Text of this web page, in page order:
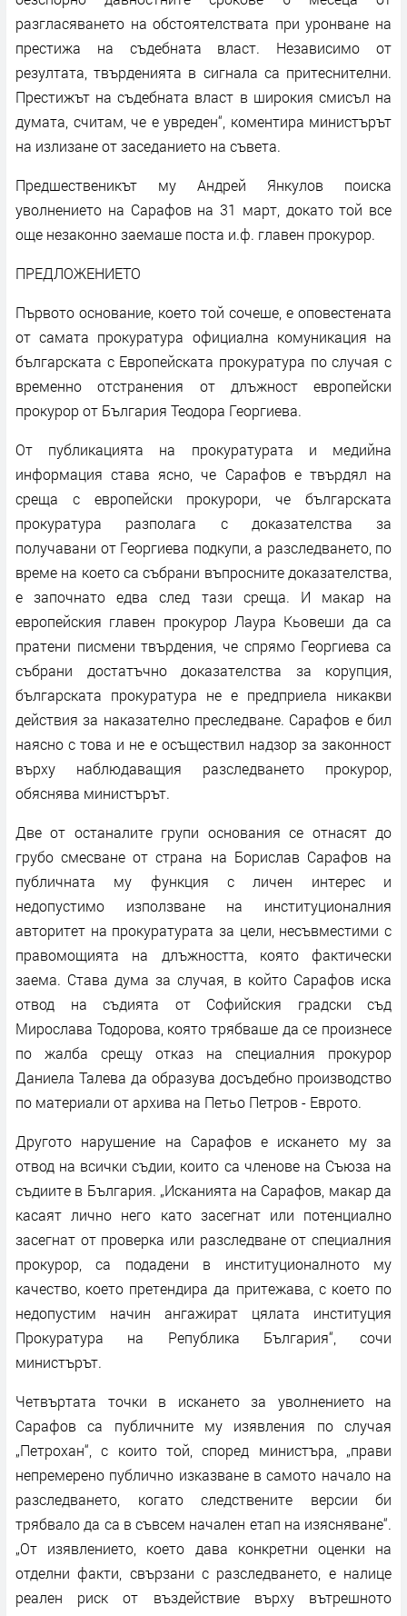
разгласяването на обстоятелствата при уронване на
престижа на съдебната власт. Независимо от
резултата, твърденията в сигнала са притеснителни.
Престижът на съдебната власт в широкия смисъл на
думата, считам, че е увреден“, коментира министърът
на излизане от заседанието на съвета.
Предшественикът му Андрей Янкулов поиска
уволнението на Сарафов на 31 март, докато той все
още незаконно заемаше поста и.ф. главен прокурор.
ПРЕДЛОЖЕНИЕТО
Първото основание, което той сочеше, е оповестената
от самата прокуратура официална комуникация на
българската с Европейската прокуратура по случая с
временно отстранения от длъжност европейски
прокурор от България Теодора Георгиева.
От публикацията на прокуратурата и медийна
информация става ясно, че Сарафов е твърдял на
среща с европейски прокурори, че българската
прокуратура разполага с доказателства за
получавани от Георгиева подкупи, а разследването, по
време на което са събрани въпросните доказателства,
е започнато едва след тази среща. И макар на
европейския главен прокурор Лаура Кьовеши да са
пратени писмени твърдения, че спрямо Георгиева са
събрани достатъчно доказателства за корупция,
българската прокуратура не е предприела никакви
действия за наказателно преследване. Сарафов е бил
наясно с това и не е осъществил надзор за законност
върху наблюдаващия разследването прокурор,
обяснява министърът.
Две от останалите групи основания се отнасят до
грубо смесване от страна на Борислав Сарафов на
публичната му функция с личен интерес и
недопустимо използване на институционалния
авторитет на прокуратурата за цели, несъвместими с
правомощията на длъжността, която фактически
заема. Става дума за случая, в който Сарафов иска
отвод на съдията от Софийския градски съд
Мирослава Тодорова, която трябваше да се произнесе
по жалба срещу отказ на специалния прокурор
Даниела Талева да образува досъдебно производство
по материали от архива на Петьо Петров - Еврото.
Другото нарушение на Сарафов е искането му за
отвод на всички съдии, които са членове на Съюза на
съдиите в България. „Исканията на Сарафов, макар да
касаят лично него като засегнат или потенциално
засегнат от проверка или разследване от специалния
прокурор, са подадени в институционалното му
качество, което претендира да притежава, с което по
недопустим начин ангажират цялата институция
Прокуратура на Република България“, сочи
министърът.
Четвъртата точки в искането за уволнението на
Сарафов са публичните му изявления по случая
„Петрохан“, с които той, според министъра, „прави
непремерено публично изказване в самото начало на
разследването, когато следствените версии би
трябвало да са в съвсем начален етап на изясняване“.
„От изявлението, което дава конкретни оценки на
отделни факти, свързани с разследването, е налице
реален риск от въздействие върху вътрешното